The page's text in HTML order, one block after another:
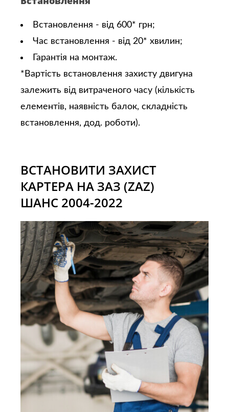
ВСТАНОВИТИ ЗАХИСТ
КАРТЕРА НА ЗАЗ (ZAZ)
ШАНС 2004-2022
Встановлення - від 600* грн;
Час встановлення - від 20* хвилин;
Гарантія на монтаж.
*Вартість встановлення захисту двигуна
залежить від витраченого часу (кількість
елементів, наявність балок, складність
встановлення, дод. роботи).